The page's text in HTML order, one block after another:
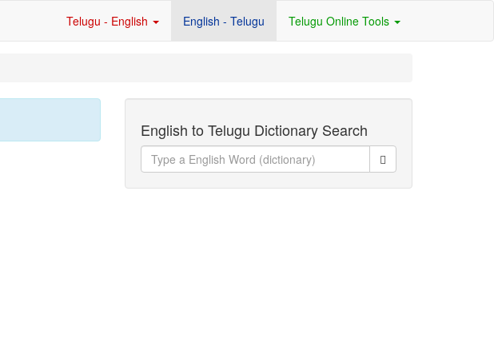
Telugu - English English - Telugu Telugu Online Tools
English to Telugu Dictionary Search